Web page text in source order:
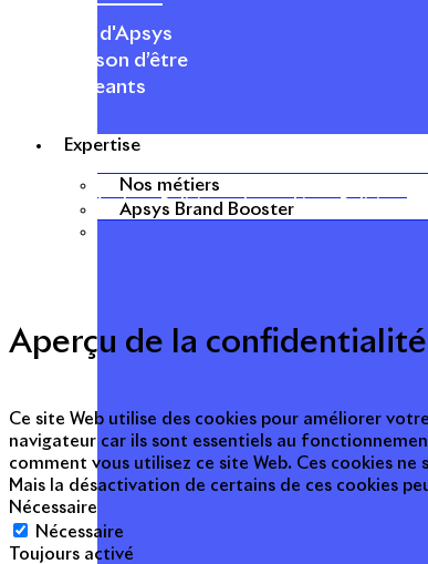
Expertise
Nos métiers
Apsys Brand Booster
À propos d'Apsys
Notre raison d’être
Nos dirigeants
Nos métiers
Mentions légales Politique de cookies
Aperçu de la confidentialité
Ce site Web utilise des cookies pour améliorer
navigateur car ils sont essentiels au
comment vous utilisez ce site Web. Ces cookies
Mais la désactivation de certains de ces cookies
Nécessaire
Nécessaire
Toujours activé